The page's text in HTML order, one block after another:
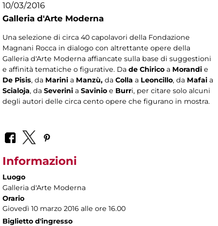
10/03/2016
Galleria d'Arte Moderna
Una selezione di circa 40 capolavori della Fondazione
Magnani Rocca in dialogo con altrettante opere della
Galleria d'Arte Moderna affiancate sulla base di suggestioni
e affinità tematiche o figurative. Da de Chirico a Morandi e
De Pisis, da Marini a Manzù, da Colla a Leoncillo, da Mafai a
Scialoja, da Severini a Savinio e Burri, per citare solo alcuni
degli autori delle circa cento opere che figurano in mostra.
Informazioni
Luogo
Galleria d'Arte Moderna
Orario
Giovedì 10 marzo 2016 alle ore 16.00
Biglietto d'ingresso